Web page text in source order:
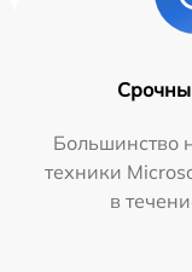
Большинство
техники
в